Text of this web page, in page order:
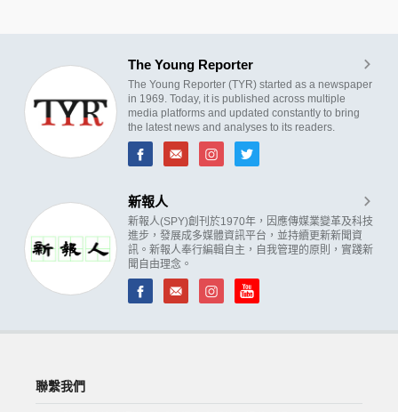
The Young Reporter
The Young Reporter (TYR) started as a newspaper
in 1969. Today, it is published across multiple
media platforms and updated constantly to bring
the latest news and analyses to its readers.
新報人
新報人(SPY)創刊於1970年，因應傳媒業變革及科技
進步，發展成多媒體資訊平台，並持續更新新聞資
訊。新報人奉行編輯自主，自我管理的原則，實踐新
聞自由理念。
聯繫我們